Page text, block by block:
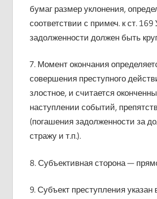
бумаг размер уклонения,
соответствии с примеч. к ст.
задолженности должен быть
7. Момент окончания
совершения преступного
злостное, и считается
наступлении событий,
(погашения задолженности за
стражу и т.п.).
8. Субъективная сторона —
9. Субъект преступления